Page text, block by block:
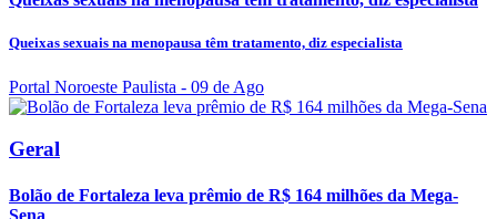
Queixas sexuais na menopausa têm tratamento, diz especialista
Portal Noroeste Paulista - 09 de Ago
Geral
Bolão de Fortaleza leva prêmio de R$ 164 milhões da Mega-
Sena